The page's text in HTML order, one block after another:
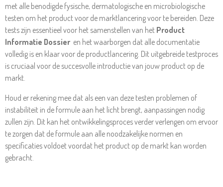
met alle benodigde fysische, dermatologische en microbiologische
testen om het product voor de marktlancering voor te bereiden. Deze
tests zijn essentieel voor het samenstellen van het Product
Informatie Dossier en het waarborgen dat alle documentatie
volledig is en klaar voor de productlancering. Dit uitgebreide testproces
is cruciaal voor de succesvolle introductie van jouw product op de
markt.
Houd er rekening mee dat als een van deze testen problemen of
instabiliteit in de formule aan het licht brengt, aanpassingen nodig
zullen zijn. Dit kan het ontwikkelingsproces verder verlengen om ervoor
te zorgen dat de formule aan alle noodzakelijke normen en
specificaties voldoet voordat het product op de markt kan worden
gebracht.